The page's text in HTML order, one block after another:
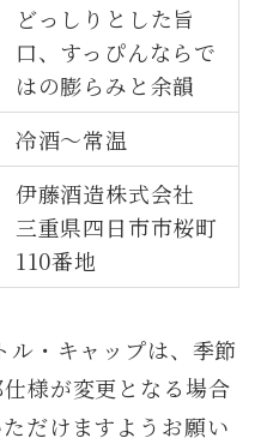
どっしりとした旨
口、すっぴんならで
はの膨らみと余韻
冷酒～常温
伊藤酒造株式会社
三重県四日市市桜町
110番地
・キャップは、季節
様が変更となる場合
だけますようお願い